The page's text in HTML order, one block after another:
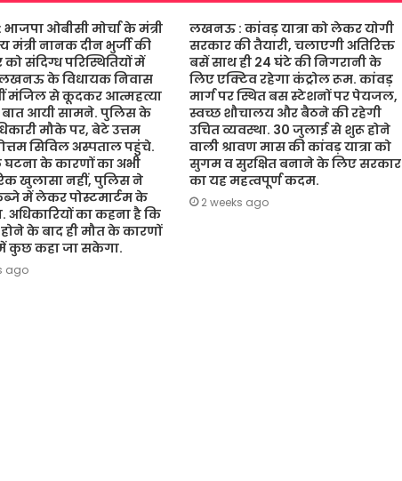
ओबीसी मोर्चा के मंत्री
मंत्री नानक दीन भुर्जी की
संदिग्ध परिस्थितियों में
लखनऊ के विधायक निवास
मंजिल से कूदकर आत्महत्या
आयी सामने. पुलिस के
मौके पर, बेटे उत्तम
सिविल अस्पताल पहुंचे.
के कारणों का अभी
खुलासा नहीं, पुलिस ने
में लेकर पोस्टमार्टम के
अधिकारियों का कहना है कि
के बाद ही मौत के कारणों
कुछ कहा जा सकेगा.
ago
लखनऊ : कांवड़ यात्रा को लेकर योगी
सरकार की तैयारी, चलाएगी अतिरिक्त
बसें साथ ही 24 घंटे की निगरानी के
लिए एक्टिव रहेगा कंट्रोल रूम. कांवड़
मार्ग पर स्थित बस स्टेशनों पर पेयजल,
स्वच्छ शौचालय और बैठने की रहेगी
उचित व्यवस्था. 30 जुलाई से शुरू होने
वाली श्रावण मास की कांवड़ यात्रा को
सुगम व सुरक्षित बनाने के लिए सरकार
का यह महत्वपूर्ण कदम.
2 weeks ago